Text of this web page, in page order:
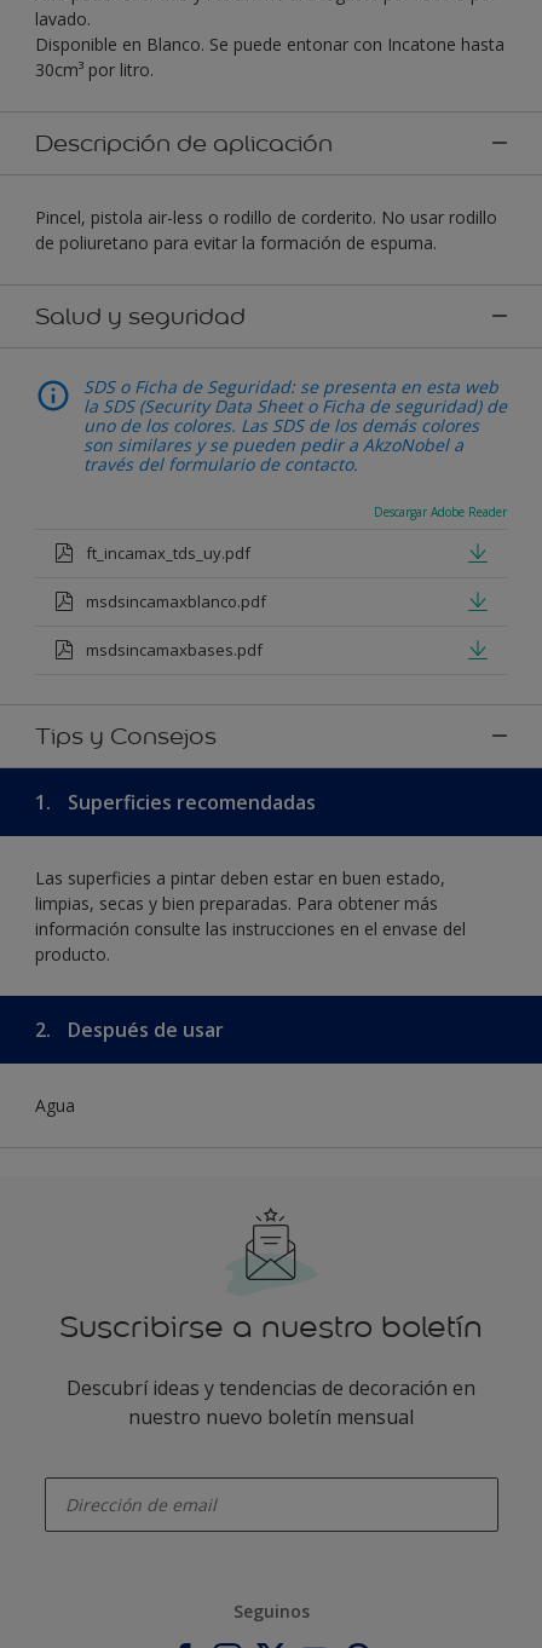
lavado.
Disponible en Blanco. Se puede entonar con Incatone hasta
30cm³ por litro.
Descripción de aplicación
Pincel, pistola air-less o rodillo de corderito. No usar rodillo
de poliuretano para evitar la formación de espuma.
Salud y seguridad
SDS o Ficha de Seguridad: se presenta en esta web
la SDS (Security Data Sheet o Ficha de seguridad) de
uno de los colores. Las SDS de los demás colores
son similares y se pueden pedir a AkzoNobel a
través del formulario de contacto.
Descargar Adobe Reader
ft_incamax_tds_uy.pdf
msdsincamaxblanco.pdf
msdsincamaxbases.pdf
Tips y Consejos
1. Superficies recomendadas
Las superficies a pintar deben estar en buen estado,
limpias, secas y bien preparadas. Para obtener más
información consulte las instrucciones en el envase del
producto.
2. Después de usar
Agua
Suscribirse a nuestro boletín
Descubrí ideas y tendencias de decoración en
nuestro nuevo boletín mensual
Seguinos